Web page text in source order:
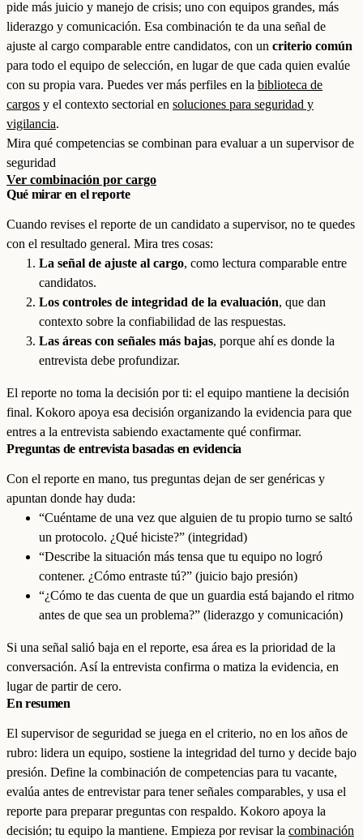
pide más juicio y manejo de crisis; uno con equipos grandes, más
liderazgo y comunicación. Esa combinación te da una señal de
ajuste al cargo comparable entre candidatos, con un criterio común
para todo el equipo de selección, en lugar de que cada quien evalúe
con su propia vara. Puedes ver más perfiles en la biblioteca de
cargos y el contexto sectorial en soluciones para seguridad y
vigilancia.
Mira qué competencias se combinan para evaluar a un supervisor de
seguridad
Ver combinación por cargo
Qué mirar en el reporte
Cuando revises el reporte de un candidato a supervisor, no te quedes
con el resultado general. Mira tres cosas:
La señal de ajuste al cargo, como lectura comparable entre
candidatos.
Los controles de integridad de la evaluación, que dan
contexto sobre la confiabilidad de las respuestas.
Las áreas con señales más bajas, porque ahí es donde la
entrevista debe profundizar.
El reporte no toma la decisión por ti: el equipo mantiene la decisión
final. Kokoro apoya esa decisión organizando la evidencia para que
entres a la entrevista sabiendo exactamente qué confirmar.
Preguntas de entrevista basadas en evidencia
Con el reporte en mano, tus preguntas dejan de ser genéricas y
apuntan donde hay duda:
“Cuéntame de una vez que alguien de tu propio turno se saltó
un protocolo. ¿Qué hiciste?” (integridad)
“Describe la situación más tensa que tu equipo no logró
contener. ¿Cómo entraste tú?” (juicio bajo presión)
“¿Cómo te das cuenta de que un guardia está bajando el ritmo
antes de que sea un problema?” (liderazgo y comunicación)
Si una señal salió baja en el reporte, esa área es la prioridad de la
conversación. Así la entrevista confirma o matiza la evidencia, en
lugar de partir de cero.
En resumen
El supervisor de seguridad se juega en el criterio, no en los años de
rubro: lidera un equipo, sostiene la integridad del turno y decide bajo
presión. Define la combinación de competencias para tu vacante,
evalúa antes de entrevistar para tener señales comparables, y usa el
reporte para preparar preguntas con respaldo. Kokoro apoya la
decisión; tu equipo la mantiene. Empieza por revisar la combinación